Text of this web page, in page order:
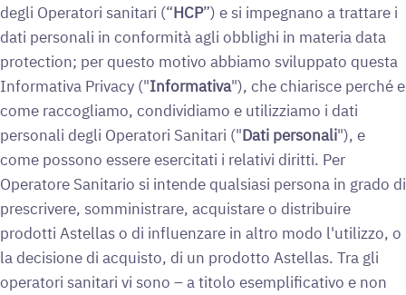
degli Operatori sanitari (“HCP”) e si impegnano a trattare i
dati personali in conformità agli obblighi in materia data
protection; per questo motivo abbiamo sviluppato questa
Informativa Privacy ("Informativa"), che chiarisce perché e
come raccogliamo, condividiamo e utilizziamo i dati
personali degli Operatori Sanitari ("Dati personali"), e
come possono essere esercitati i relativi diritti. Per
Operatore Sanitario si intende qualsiasi persona in grado di
prescrivere, somministrare, acquistare o distribuire
prodotti Astellas o di influenzare in altro modo l'utilizzo, o
la decisione di acquisto, di un prodotto Astellas. Tra gli
operatori sanitari vi sono – a titolo esemplificativo e non